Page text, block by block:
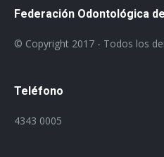
Federación Odontológica
© Copyright 2017 - Todos los
Teléfono
4343 0005